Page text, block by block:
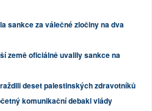
sankce za válečné zločiny na dva
země oficiálně uvalily sankce na
deset palestinských zdravotníků
komunikační debakl vlády